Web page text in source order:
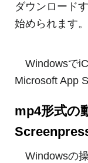
ダウンロード
始められます。
Windowsで
Microsoft App
mp4形式の
Windowsの